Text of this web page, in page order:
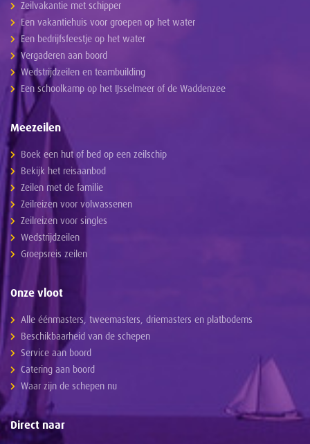
Zeilvakantie met schipper
Een vakantiehuis voor groepen op het water
Een bedrijfsfeestje op het water
Vergaderen aan boord
Wedstrijdzeilen en teambuilding
Een schoolkamp op het IJsselmeer of de Waddenzee
Meezeilen
Boek een hut of bed op een zeilschip
Bekijk het reisaanbod
Zeilen met de familie
Zeilreizen voor volwassenen
Zeilreizen voor singles
Wedstrijdzeilen
Groepsreis zeilen
Onze vloot
Alle éénmasters, tweemasters, driemasters en platbodems
Beschikbaarheid van de schepen
Service aan boord
Catering aan boord
Waar zijn de schepen nu
Direct naar